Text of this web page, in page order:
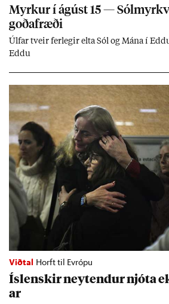
Myrk­ur í ág­úst 15 —
goða­fræði
Úlf­ar tveir fer­leg­ir elta Sól og Mána í
Eddu
Viðtal Horft til Evrópu
Ís­lensk­ir neyt­end­ur njóta
ar